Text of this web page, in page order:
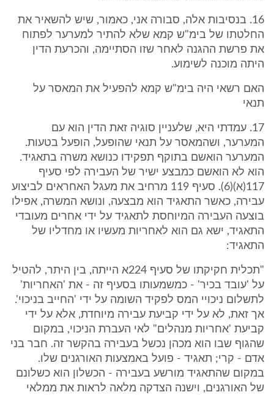
16. בנסיבות אלה, סבורה אני, כאמור, שיש להשאיר את
החלטתו של בימ"ש קמא שלא להתיר למערער לפתוח
את פרשת ההגנה לאחר שזו הסתיימה, והכרעת הדין
היתה מוכנה לשימוע.
האם רשאי היה בימ"ש קמא להפעיל את המאסר על
תנאי
17. עמדתי היא, שלעניין סוגיה זאת הדין הוא עם
המערער, ושהמאסר על תנאי שהופעל, הופעל בטעות.
המערער הואשם בתוקף תפקידו כנושא משרה בתאגיד.
הוא לא הואשם כמבצע ישיר של העבירה לפי סעיף
117(א)(6). סעיף 119 מרחיב את מעגל האחראים לביצוע
עבירה, כאשר התאגיד הוא מבצעה, ונושא המשרה, אפילו
בוצעה העבירה המיוחסת לתאגיד על ידי אחרים מעובדי
התאגיד, ישא גם הוא לאחריות מעשיו או מחדליו של
התאגיד:
"תכלית חקיקתו של סעיף 224א הייתה, בין היתר, להטיל
על 'עובד בכיר' - כמשמעותו בסעיף זה - את 'האחריות'
לתשלום ניכויי המס לפקיד השומה על ידי 'החייב בניכוי'.
אך זאת, לא על ידי קביעת עבירה מיוחדת, אלא על ידי
קביעת 'אחריות מנהלים" לאי העברת הניכוי, במקום
שהגוף שבו הוא מכהן נכשל בעבירה בהקשר זה. חבר בני
אדם - קרי; תאגיד - פועל באמצעות האורגנים שלו.
במקום שהתאגיד מורשע בעבירה - הכשלון הוא כשלונם
של האורגנים, וישנה הצדקה מלאה לראות את ממלאי